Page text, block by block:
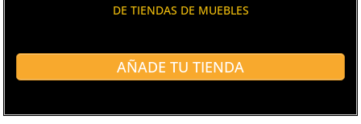
DE TIENDAS DE MUEBLES
AÑADE TU TIENDA